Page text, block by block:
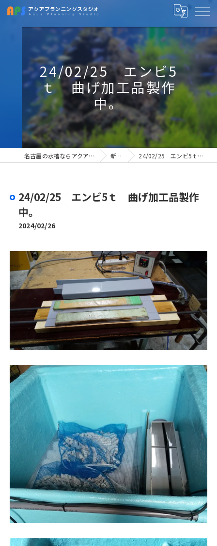
24/02/25 エンビ5
ｔ 曲げ加工品製作
中。
名古屋の水槽ならアクアプランニングスタジオ 新着情報 24/02/25 エンビ5ｔ 曲げ加工品製作中。
24/02/25 エンビ5ｔ 曲げ加工品製作
中。
2024/02/26